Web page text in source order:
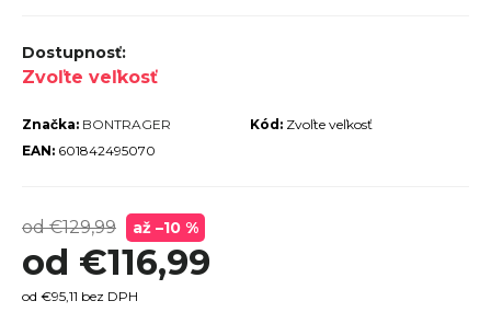
Zvoľte veľkosť
Kód: Zvoľte veľkosť
Značka: BONTRAGER
EAN: 601842495070
od €129,99 až –10 %
od €116,99
od €95,11 bez DPH
ú
č
a
m